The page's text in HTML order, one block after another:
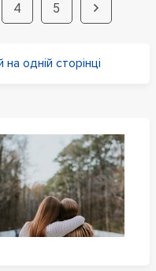
4 5
одній сторінці